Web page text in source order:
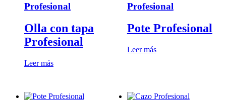
Profesional
Olla con tapa
Profesional
Leer más
Profesional
Pote Profesional
Leer más